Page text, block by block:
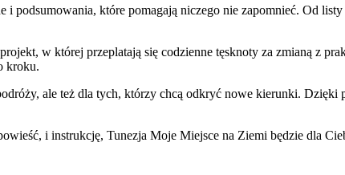
i podsumowania, które pomagają niczego nie zapomnieć. Od
w której przeplatają się codzienne tęsknoty za zmianą z
kroku.
ale też dla tych, którzy chcą odkryć nowe kierunki.
i instrukcję, Tunezja Moje Miejsce na Ziemi będzie dla